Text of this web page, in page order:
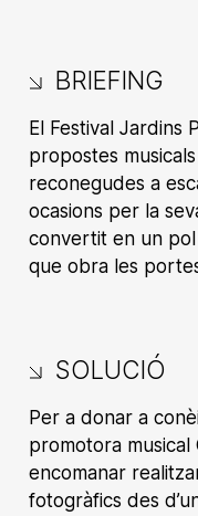
BRIEFING
El Festival Jardins
propostes
reconegudes a
ocasions per la
convertit en un
que obra les
SOLUCIÓ
Per a donar a
promotora
encomanar
fotogràfics des